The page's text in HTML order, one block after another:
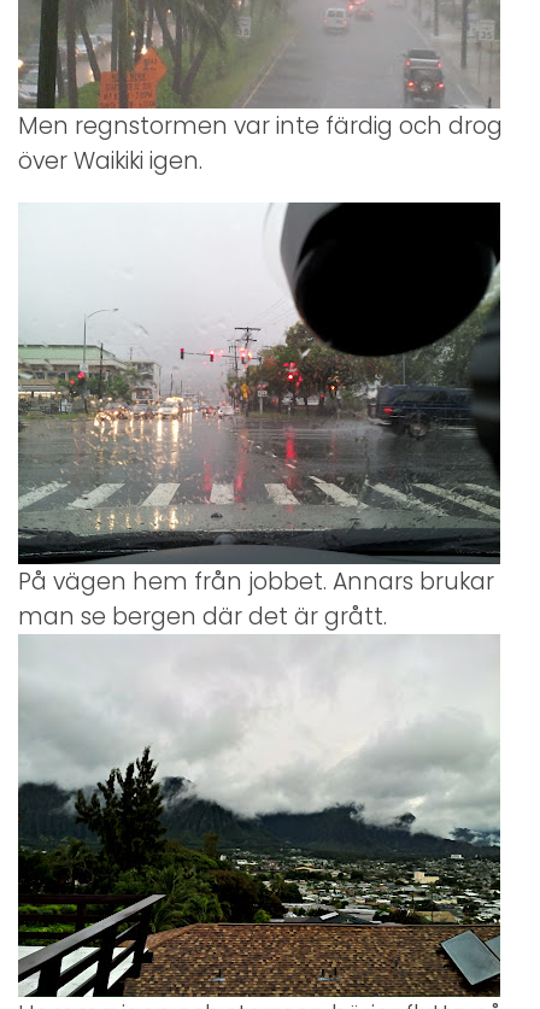
Men regnstormen var inte färdig och drog
över Waikiki igen.
På vägen hem från jobbet. Annars brukar
man se bergen där det är grått.